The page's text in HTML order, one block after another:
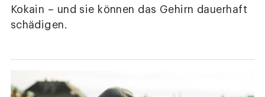
Kokain – und sie können das Gehirn dauerhaft
schädigen.